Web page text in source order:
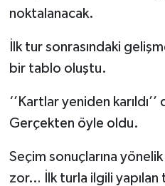
noktalanacak.
İlk tur sonrasındaki
bir tablo oluştu.
‘’Kartlar yeniden
Gerçekten öyle oldu.
Seçim sonuçlarına
zor… İlk turla ilgili